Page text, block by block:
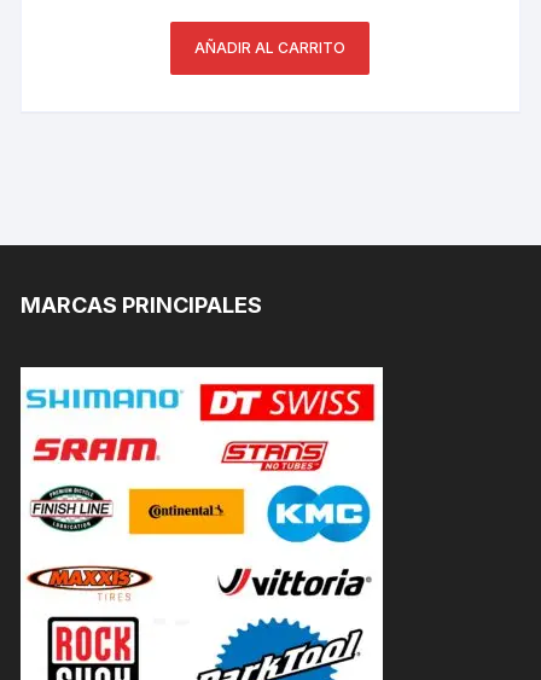
AÑADIR AL CARRITO
MARCAS PRINCIPALES